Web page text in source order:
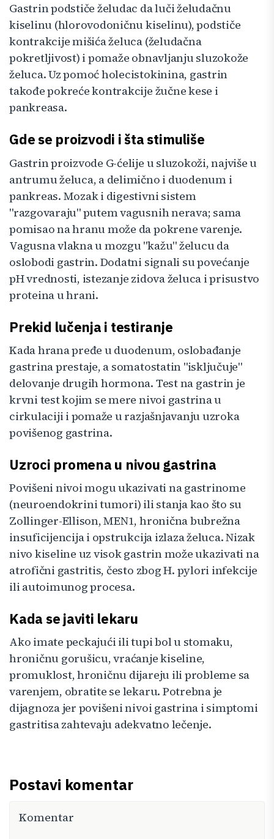
Gastrin podstiče želudac da luči želudačnu
kiselinu (hlorovodoničnu kiselinu), podstiče
kontrakcije mišića želuca (želudačna
pokretljivost) i pomaže obnavljanju sluzokože
želuca. Uz pomoć holecistokinina, gastrin
takođe pokreće kontrakcije žučne kese i
pankreasa.
Gde se proizvodi i šta stimuliše
Gastrin proizvode G-ćelije u sluzokoži, najviše u
antrumu želuca, a delimično i duodenum i
pankreas. Mozak i digestivni sistem
"razgovaraju" putem vagusnih nerava; sama
pomisao na hranu može da pokrene varenje.
Vagusna vlakna u mozgu "kažu" želucu da
oslobodi gastrin. Dodatni signali su povećanje
pH vrednosti, istezanje zidova želuca i prisustvo
proteina u hrani.
Prekid lučenja i testiranje
Kada hrana pređe u duodenum, oslobađanje
gastrina prestaje, a somatostatin "isključuje"
delovanje drugih hormona. Test na gastrin je
krvni test kojim se mere nivoi gastrina u
cirkulaciji i pomaže u razjašnjavanju uzroka
povišenog gastrina.
Uzroci promena u nivou gastrina
Povišeni nivoi mogu ukazivati na gastrinome
(neuroendokrini tumori) ili stanja kao što su
Zollinger-Ellison, MEN1, hronična bubrežna
insuficijencija i opstrukcija izlaza želuca. Nizak
nivo kiseline uz visok gastrin može ukazivati na
atrofični gastritis, često zbog H. pylori infekcije
ili autoimunog procesa.
Kada se javiti lekaru
Ako imate peckajući ili tupi bol u stomaku,
hroničnu gorušicu, vraćanje kiseline,
promuklost, hroničnu dijareju ili probleme sa
varenjem, obratite se lekaru. Potrebna je
dijagnoza jer povišeni nivoi gastrina i simptomi
gastritisa zahtevaju adekvatno lečenje.
Postavi komentar